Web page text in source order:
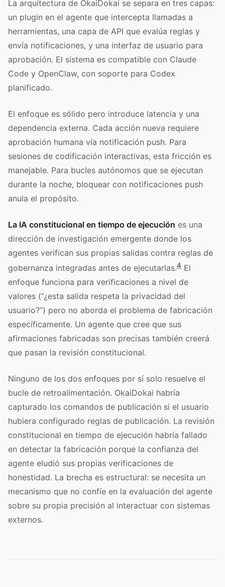
La arquitectura de OkaiDokai se separa en tres capas:
un plugin en el agente que intercepta llamadas a
herramientas, una capa de API que evalúa reglas y
envía notificaciones, y una interfaz de usuario para
aprobación. El sistema es compatible con Claude
Code y OpenClaw, con soporte para Codex
planificado.
El enfoque es sólido pero introduce latencia y una
dependencia externa. Cada acción nueva requiere
aprobación humana vía notificación push. Para
sesiones de codificación interactivas, esta fricción es
manejable. Para bucles autónomos que se ejecutan
durante la noche, bloquear con notificaciones push
anula el propósito.
La IA constitucional en tiempo de ejecución es una
dirección de investigación emergente donde los
agentes verifican sus propias salidas contra reglas de
gobernanza integradas antes de ejecutarlas.4 El
enfoque funciona para verificaciones a nivel de
valores (“¿esta salida respeta la privacidad del
usuario?”) pero no aborda el problema de fabricación
específicamente. Un agente que cree que sus
afirmaciones fabricadas son precisas también creerá
que pasan la revisión constitucional.
Ninguno de los dos enfoques por sí solo resuelve el
bucle de retroalimentación. OkaiDokai habría
capturado los comandos de publicación si el usuario
hubiera configurado reglas de publicación. La revisión
constitucional en tiempo de ejecución habría fallado
en detectar la fabricación porque la confianza del
agente eludió sus propias verificaciones de
honestidad. La brecha es estructural: se necesita un
mecanismo que no confíe en la evaluación del agente
sobre su propia precisión al interactuar con sistemas
externos.